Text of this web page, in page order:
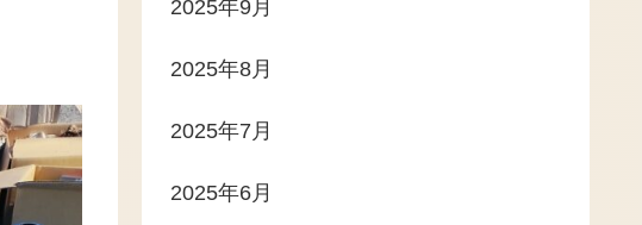
2025年9月
2025年8月
2025年7月
2025年6月